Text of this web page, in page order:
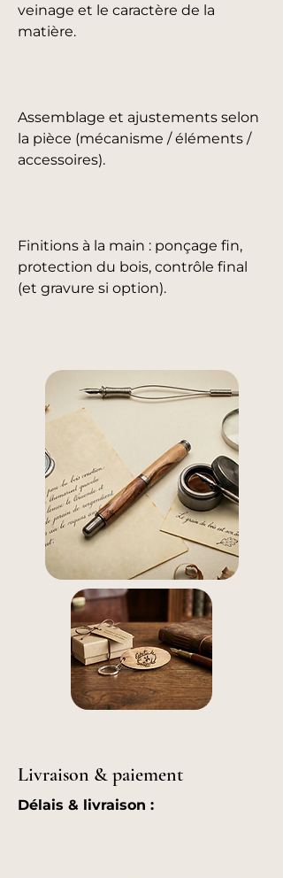
veinage et le caractère de la
matière.
Assemblage et ajustements selon
la pièce (mécanisme / éléments /
accessoires).
Finitions à la main : ponçage fin,
protection du bois, contrôle final
(et gravure si option).
Livraison & paiement
Délais & livraison :